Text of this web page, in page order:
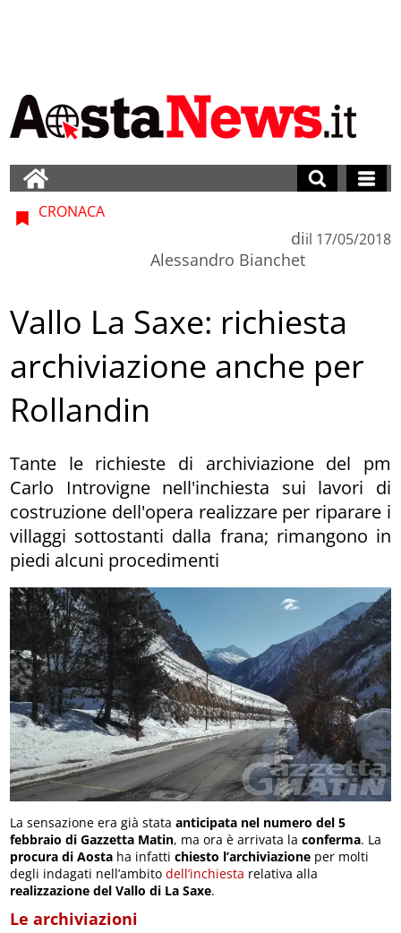
CRONACA
di
Alessandro Bianchet
il 17/05/2018
Vallo La Saxe: richiesta
archiviazione anche per
Rollandin
Tante le richieste di archiviazione del pm
Carlo Introvigne nell'inchiesta sui lavori di
costruzione dell'opera realizzare per riparare i
villaggi sottostanti dalla frana; rimangono in
piedi alcuni procedimenti
La sensazione era già stataanticipata nel numero del 5
febbraio di Gazzetta Matin, ma ora è arrivata laconferma. La
procura di Aosta ha infattichiesto l’archiviazione per molti
degli indagati nell’ambitodell’inchiesta relativa alla
realizzazione del Vallo di La Saxe.
Le archiviazioni